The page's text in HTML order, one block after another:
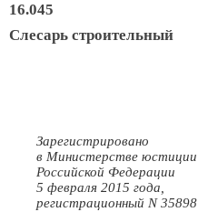
16.045
Слесарь строительный
Зарегистрировано
в Министерстве юстиции
Российской Федерации
5 февраля 2015 года,
регистрационный N 35898